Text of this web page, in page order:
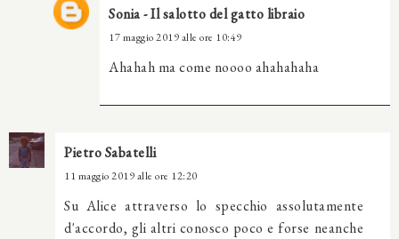
Sonia - Il salotto del gatto libraio
17 maggio 2019 alle ore 10:49
Ahahah ma come noooo ahahahaha
Pietro Sabatelli
11 maggio 2019 alle ore 12:20
Su Alice attraverso lo specchio assolutamente
d'accordo, gli altri conosco poco e forse neanche